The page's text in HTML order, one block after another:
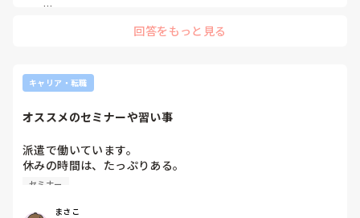
グループワークもあり、様々な職種の方と話す機会があり学び
あったら終末期ケア専門士協会のＨＰ見て下さい。
回答をもっと見る
キャリア・転職
オススメのセミナーや習い事
派遣で働いています。
休みの時間は、たっぷりある。
コロナも落ち着いてきた。
いと思っています。
セミナー
まさこ